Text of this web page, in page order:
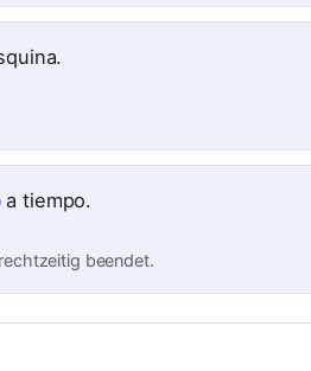
a tiempo.
beendet.